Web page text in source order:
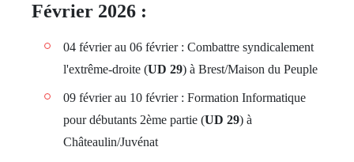
Février 2026 :
04 février au 06 février : Combattre syndicalement
l'extrême-droite (UD 29) à Brest/Maison du Peuple
09 février au 10 février : Formation Informatique
pour débutants 2ème partie (UD 29) à
Châteaulin/Juvénat